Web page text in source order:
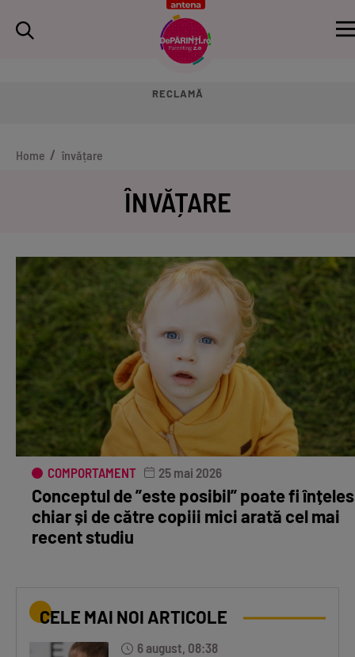
RECLAMĂ
Home învățare
ÎNVĂȚARE
COMPORTAMENT 25 mai 2026
Conceptul de ”este posibil” poate fi înțeles
chiar și de către copiii mici arată cel mai
recent studiu
CELE MAI NOI ARTICOLE
6 august, 08:38